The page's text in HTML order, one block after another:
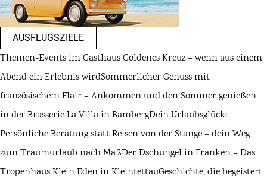
AUSFLUGSZIELE
Themen-Events im Gasthaus Goldenes Kreuz – wenn aus einem
Abend ein Erlebnis wirdSommerlicher Genuss mit
französischem Flair – Ankommen und den Sommer genießen
in der Brasserie La Villa in BambergDein Urlaubsglück:
Persönliche Beratung statt Reisen von der Stange – dein Weg
zum Traumurlaub nach MaßDer Dschungel in Franken – Das
Tropenhaus Klein Eden in KleintettauGeschichte, die begeistert